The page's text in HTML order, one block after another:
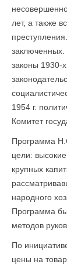
лет, а также
законы 1930-х
1954 г.
Комитет
Программа
цели:
крупных
народного
Программа
методов
По
цены на